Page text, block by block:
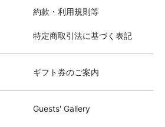
約款・利用規則等
特定商取引法に基づく表記
ギフト券のご案内
Guests' Gallery